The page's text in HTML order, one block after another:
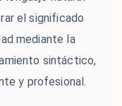
el significado
mediante la
sintáctico,
y profesional.